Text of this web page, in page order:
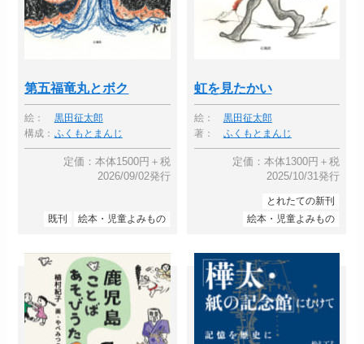
第五福竜丸とボク
絵：
黒田征太郎
構成： ふくもとまんじ
定価：本体1500円＋税
2026/09/02発行
既刊 絵本・児童よみもの
虹を見たかい
絵：
黒田征太郎
著：
ふくもとまんじ
定価：本体1300円＋税
2025/10/31発行
とれたての新刊
絵本・児童よみもの